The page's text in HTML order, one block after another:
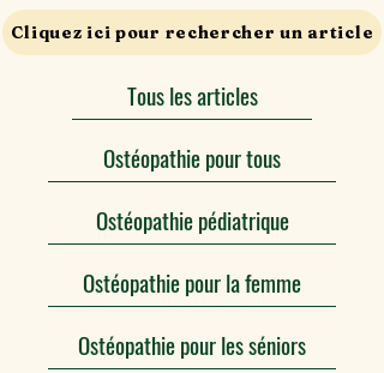
Cliquez ici pour rechercher un article
Tous les articles
Ostéopathie pour tous
Ostéopathie pédiatrique
Ostéopathie pour la femme
Ostéopathie pour les séniors